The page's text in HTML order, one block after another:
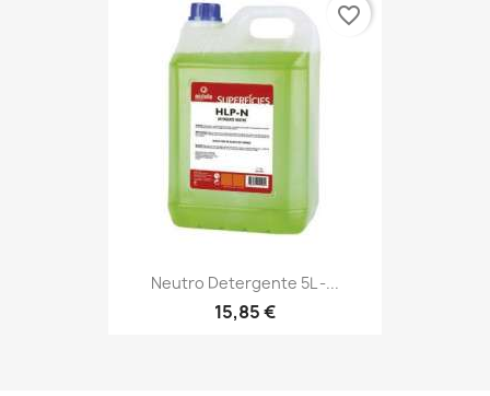
Neutro Detergente 5L -...
15,85 €
favorite_border